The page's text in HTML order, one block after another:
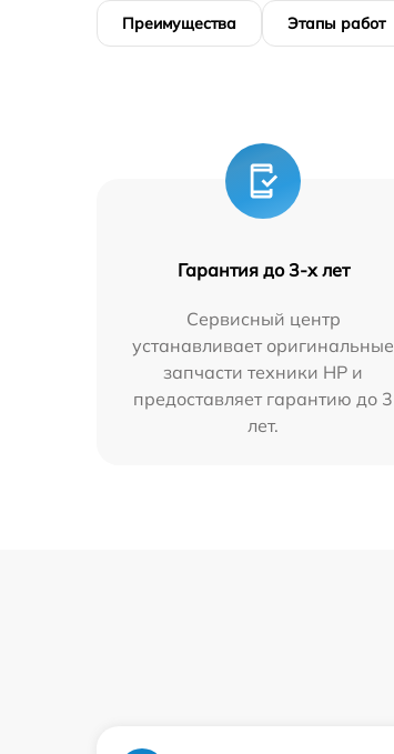
Преимущества Этапы работ
Гарантия до 3-х лет
Сервисный центр
устанавливает оригинальные
запчасти техники HP и
предоставляет гарантию до 3
лет.